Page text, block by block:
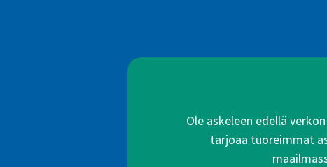
Ole askeleen edellä
tarjoaa tuoreimmat